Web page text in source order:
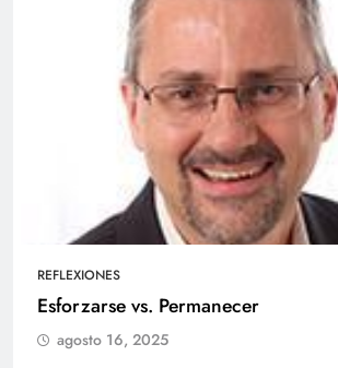
REFLEXIONES
Esforzarse vs. Permanecer
agosto 16, 2025